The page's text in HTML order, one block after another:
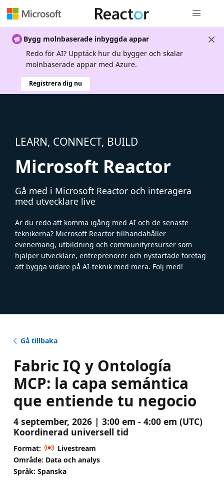
Bygg molnbaserade inbyggda appar
Redo för AI? Upptäck hur du bygger och skalar
molnbaserade appar med Azure.
Registrera dig nu
LEARN, CONNECT, BUILD
Microsoft Reactor
Gå med i Microsoft Reactor och interagera
med utvecklare live
Är du redo att komma igång med AI och de senaste
teknikerna? Microsoft Reactor tillhandahåller
evenemang, utbildning och communityresurser som
hjälper utvecklare, entreprenörer och nystartade företag
att bygga vidare på AI-teknik med mera. Följ med!
Gå tillbaka
Fabric IQ y Ontología
MCP: la capa semántica
que entiende tu negocio
4 september, 2026 | 3:00 em - 4:00 em (UTC)
Koordinerad universell tid
Format:
Livestream
Område: Data och analys
Språk: Spanska